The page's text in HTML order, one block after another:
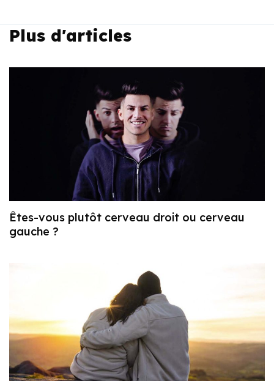
Plus d'articles
Êtes-vous plutôt cerveau droit ou cerveau
gauche ?